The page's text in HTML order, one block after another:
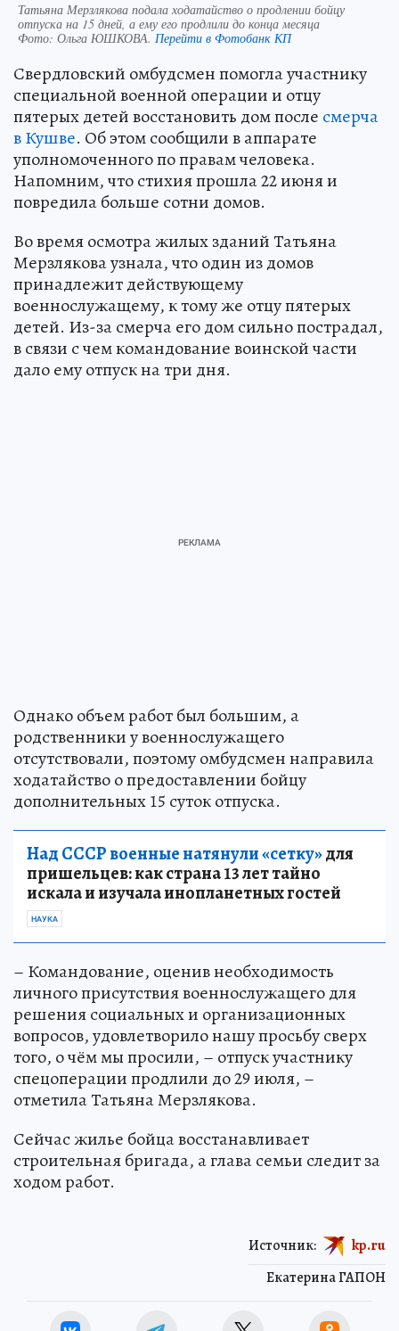
Татьяна Мерзлякова подала ходатайство о продлении бойцу
отпуска на 15 дней, а ему его продлили до конца месяца
Фото: Ольга ЮШКОВА. Перейти в Фотобанк КП
Свердловский омбудсмен помогла участнику
специальной военной операции и отцу
пятерых детей восстановить дом после смерча
в Кушве. Об этом сообщили в аппарате
уполномоченного по правам человека.
Напомним, что стихия прошла 22 июня и
повредила больше сотни домов.
Во время осмотра жилых зданий Татьяна
Мерзлякова узнала, что один из домов
принадлежит действующему
военнослужащему, к тому же отцу пятерых
детей. Из-за смерча его дом сильно пострадал,
в связи с чем командование воинской части
дало ему отпуск на три дня.
Однако объем работ был большим, а
родственники у военнослужащего
отсутствовали, поэтому омбудсмен направила
ходатайство о предоставлении бойцу
дополнительных 15 суток отпуска.
Над СССР военные натянули «сетку»для
пришельцев: как страна 13 лет тайно
искала и изучала инопланетных гостей
НАУКА
– Командование, оценив необходимость
личного присутствия военнослужащего для
решения социальных и организационных
вопросов, удовлетворило нашу просьбу сверх
того, о чём мы просили, – отпуск участнику
спецоперации продлили до 29 июля, –
отметила Татьяна Мерзлякова.
Сейчас жилье бойца восстанавливает
строительная бригада, а глава семьи следит за
ходом работ.
Екатерина ГАПОН
Источник: kp.ru